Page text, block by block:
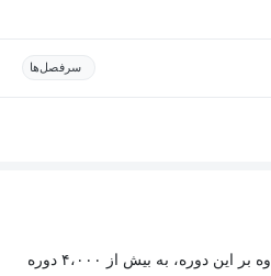
سرفصل‌ها
با خرید اشتراک مکتب‌پلاس، علاوه بر این دوره، به بیش از ۴،۰۰۰ دوره